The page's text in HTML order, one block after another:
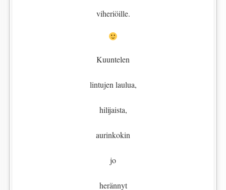
viheriöille.
Kuuntelen
lintujen laulua,
hilijaista,
aurinkokin
jo
herännyt